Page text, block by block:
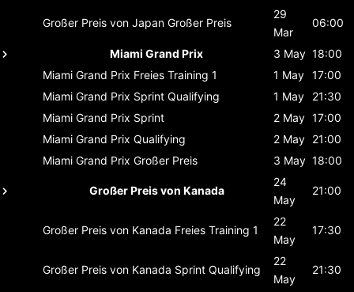
Großer Preis von Japan Großer Preis
29
Mar
06:00
Miami Grand Prix 3 May 18:00
Miami Grand Prix Freies Training 1 1 May 17:00
Miami Grand Prix Sprint Qualifying 1 May
21:30
Miami Grand Prix Sprint 2 May 17:00
Miami Grand Prix Qualifying 2 May 21:00
Miami Grand Prix Großer Preis 3 May 18:00
Großer Preis von Kanada
24
May
21:00
Großer Preis von Kanada Freies Training 1
22
May
17:30
Großer Preis von Kanada Sprint Qualifying
22
May
21:30